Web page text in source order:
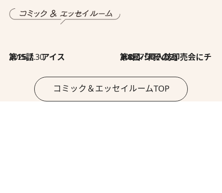
2026.7.30
第15話 アイス 2026.7.30
第8回「同人誌即売会にチャレンジ その2」
コミック＆エッセイルームTOP